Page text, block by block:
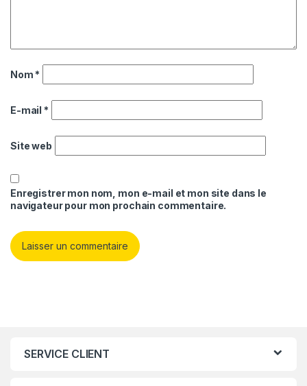
Nom *
E-mail *
Site web
Enregistrer mon nom, mon e-mail et mon site dans le
navigateur pour mon prochain commentaire.
SERVICE CLIENT